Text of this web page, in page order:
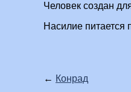
Человек создан
Насилие питается
← Конрад